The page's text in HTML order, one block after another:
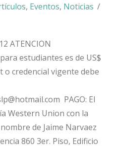
, Eventos, Noticias
ATENCION
estudiantes es de US$
o credencial vigente debe
PAGO: El
Western Union con la
de Jaime Narvaez
860 3er. Piso, Edificio